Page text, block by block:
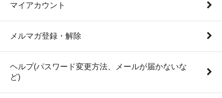
マイアカウント
メルマガ登録・解除
ヘルプ(パスワード変更方法、メールが届かないな
ど)